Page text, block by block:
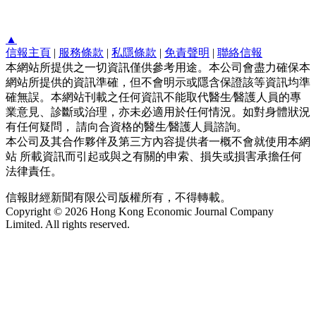
▲
信報主頁 | 服務條款 | 私隱條款 | 免責聲明 | 聯絡信報
本網站所提供之一切資訊僅供參考用途。本公司會盡力確保本
網站所提供的資訊準確，但不會明示或隱含保證該等資訊均準
確無誤。本網站刊載之任何資訊不能取代醫生∕醫護人員的專
業意見、診斷或治理，亦未必適用於任何情況。如對身體狀況
有任何疑問， 請向合資格的醫生∕醫護人員諮詢。
本公司及其合作夥伴及第三方內容提供者一概不會就使用本網
站 所載資訊而引起或與之有關的申索、損失或損害承擔任何
法律責任。
信報財經新聞有限公司版權所有，不得轉載。
Copyright © 2026 Hong Kong Economic Journal Company
Limited. All rights reserved.